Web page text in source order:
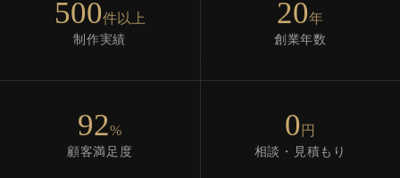
500件以上
制作実績
20年
創業年数
92%
顧客満足度
0 円
相談・見積もり